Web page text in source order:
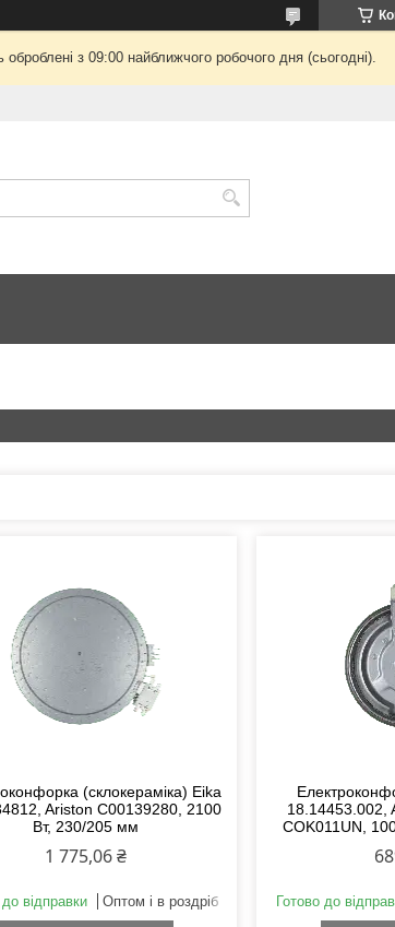
з 09:00 найближчого робочого дня (сьогодні).
(склокераміка) Eika
Ariston C00139280, 2100
Вт, 230/205 мм
1 775,06 ₴
до відправки Оптом і в роздріб
18.14453.002,
COK011UN,
Готово до